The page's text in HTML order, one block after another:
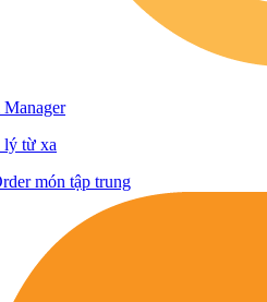
lý từ xa
món tập trung